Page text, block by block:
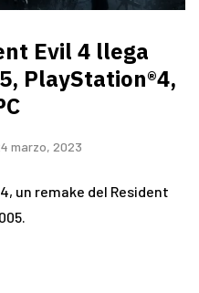
Evil 4 llega
PlayStation®4,
marzo, 2023
un remake del Resident